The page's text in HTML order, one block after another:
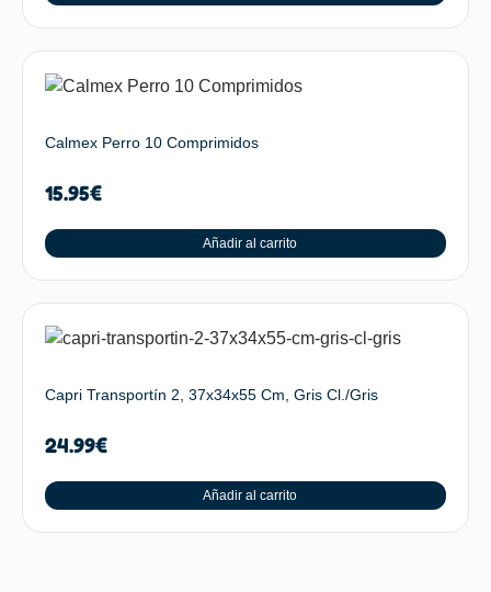
Calmex Perro 10 Comprimidos
15.95€
Añadir al carrito
Capri Transportín 2, 37x34x55 Cm, Gris Cl./Gris
24.99€
Añadir al carrito